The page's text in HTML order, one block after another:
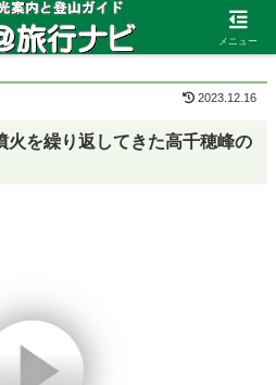
峰
2023.12.16
火を繰り返してきた高千穂峰の
メニュー